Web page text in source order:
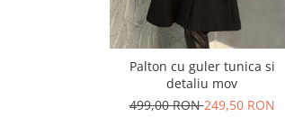
Palton cu guler tunica si
detaliu mov
499,00 RON249,50 RON